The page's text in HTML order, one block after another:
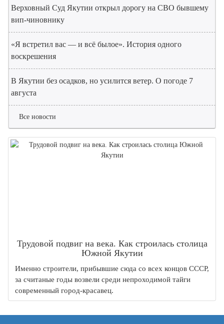
Верховный Суд Якутии открыл дорогу на СВО бывшему
вип-чиновнику
«Я встретил вас — и всё былое». История одного
воскрешения
В Якутии без осадков, но усилится ветер. О погоде 7
августа
Все новости
Трудовой подвиг на века. Как строилась столица
Южной Якутии
Именно строители, прибывшие сюда со всех концов СССР,
за считаные годы возвели среди непроходимой тайги
современный город-красавец.